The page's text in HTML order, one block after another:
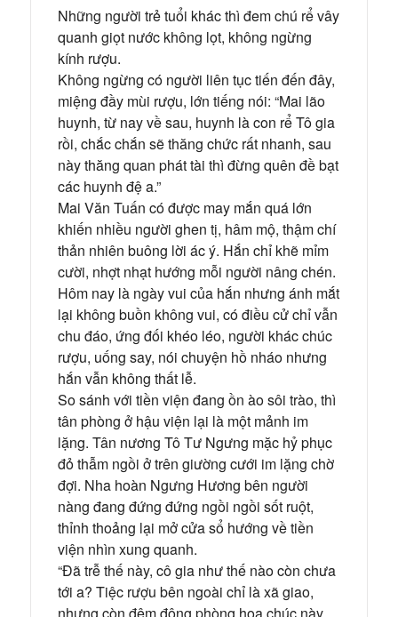
Những người trẻ tuổi khác thì đem chú rể vây
quanh giọt nước không lọt, không ngừng
kính rượu.
Không ngừng có người liên tục tiến đến đây,
miệng đầy mùi rượu, lớn tiếng nói: “Mai lão
huynh, từ nay về sau, huynh là con rể Tô gia
rồi, chắc chắn sẽ thăng chức rất nhanh, sau
này thăng quan phát tài thì đừng quên đề bạt
các huynh đệ a.”
Mai Văn Tuấn có được may mắn quá lớn
khiến nhiều người ghen tị, hâm mộ, thậm chí
thản nhiên buông lời ác ý. Hắn chỉ khẽ mỉm
cười, nhợt nhạt hướng mỗi người nâng chén.
Hôm nay là ngày vui của hắn nhưng ánh mắt
lại không buồn không vui, có điều cử chỉ vẫn
chu đáo, ứng đối khéo léo, người khác chúc
rượu, uống say, nói chuyện hồ nháo nhưng
hắn vẫn không thất lễ.
So sánh với tiền viện đang ồn ào sôi trào, thì
tân phòng ở hậu viện lại là một mảnh im
lặng. Tân nương Tô Tư Ngưng mặc hỷ phục
đỏ thẫm ngồi ở trên giường cưới im lặng chờ
đợi. Nha hoàn Ngưng Hương bên người
nàng đang đứng đứng ngồi ngồi sốt ruột,
thỉnh thoảng lại mở cửa sổ hướng về tiền
viện nhìn xung quanh.
“Đã trễ thế này, cô gia như thế nào còn chưa
tới a? Tiệc rượu bên ngoài chỉ là xã giao,